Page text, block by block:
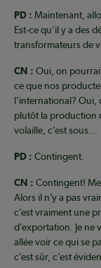
PD : Maintenant,
Est-ce qu’il y a des
transformateurs de
CN : Oui, on
ce que nos
l’international? Oui,
plutôt la production
volaille, c’est sous…
PD : Contingent.
CN : Contingent!
Alors il n’y a pas
c’est vraiment une
d’exportation. Je ne
allée voir ce qui se
c’est sûr, c’est